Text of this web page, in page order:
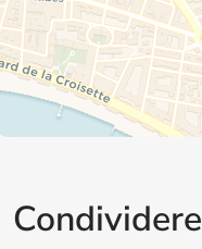
Condividere